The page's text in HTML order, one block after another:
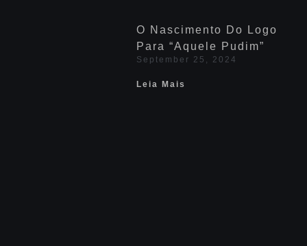
O Nascimento Do Logo
Para “Aquele Pudim”
September 25, 2024
Leia Mais